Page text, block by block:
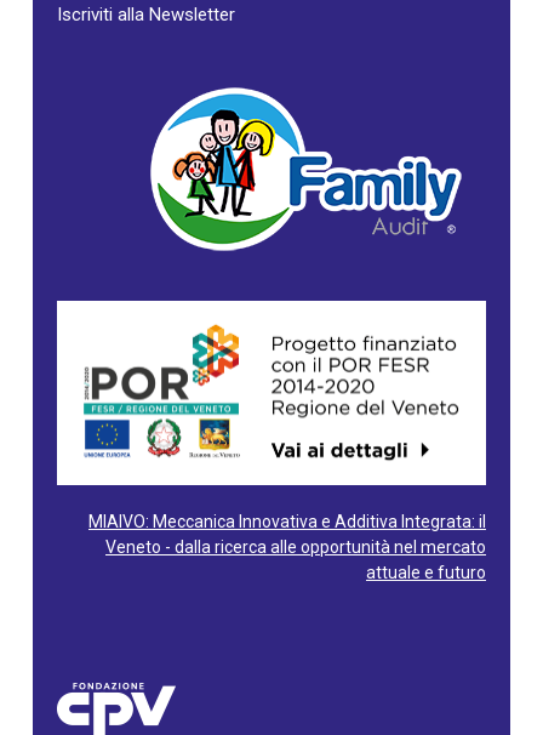
Iscriviti alla Newsletter
MIAIVO: Meccanica Innovativa e Additiva Integrata: il
Veneto - dalla ricerca alle opportunità nel mercato
attuale e futuro